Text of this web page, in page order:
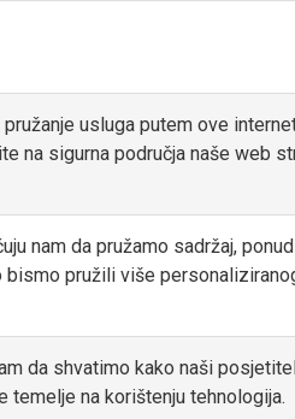
usluga putem ove
na sigurna područja naše web
nam da pružamo sadržaj,
pružili više
da shvatimo kako naši
temelje na korištenju tehnologija.